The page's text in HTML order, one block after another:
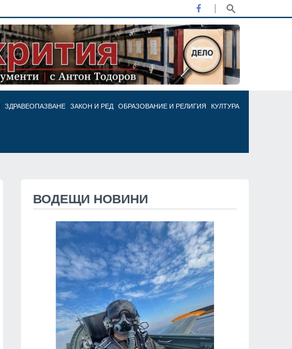
ЗДРАВЕОПАЗВАНЕ ЗАКОН И РЕД ОБРАЗОВАНИЕ И РЕЛИГИЯ КУЛТУРА
ВОДЕЩИ НОВИНИ